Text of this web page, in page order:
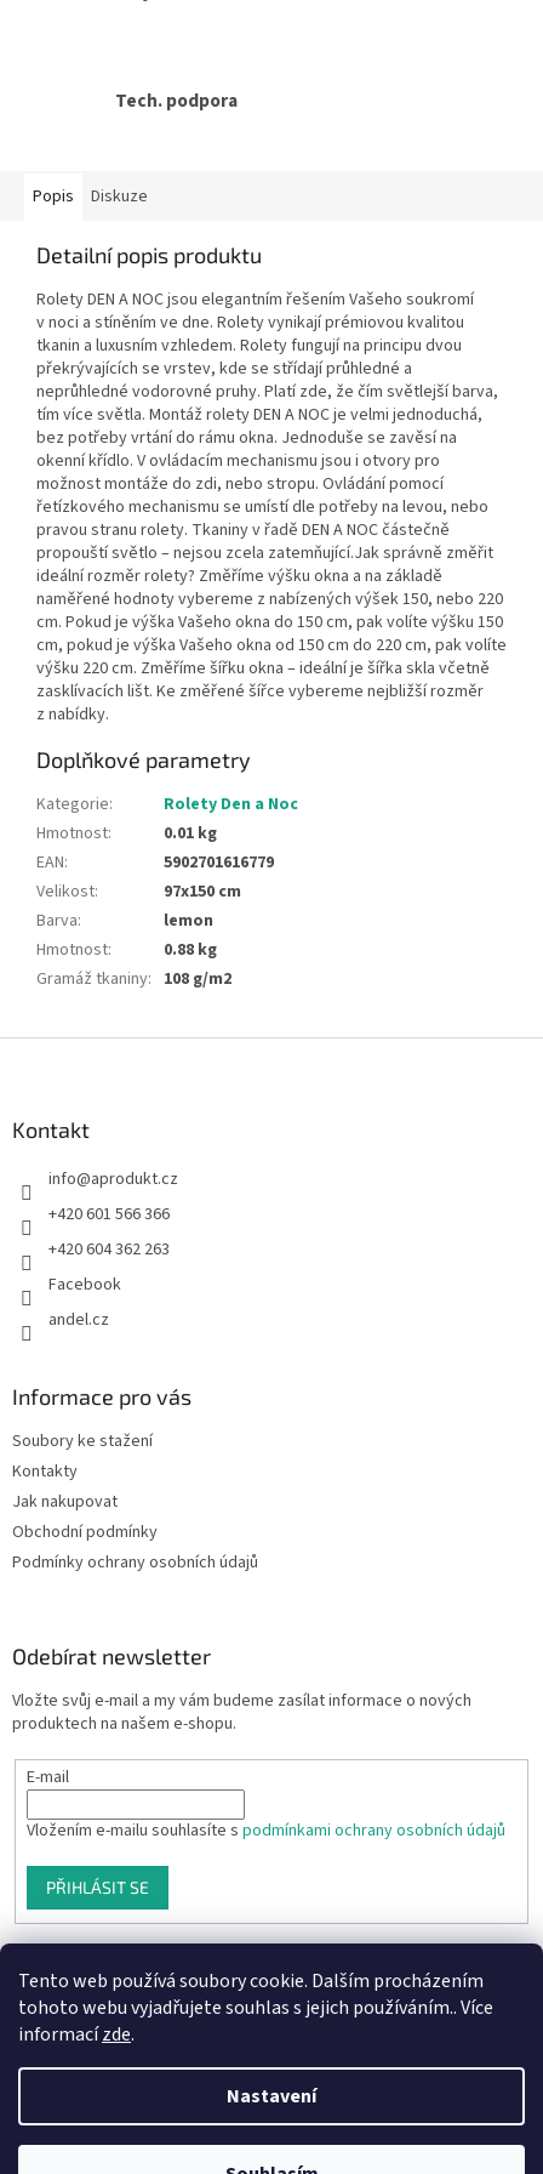
Tento web používá soubory cookie. Dalším procházením
tohoto webu vyjadřujete souhlas s jejich používáním.. Více
informacízde.
Nastavení
Tech. podpora
Popis Diskuze
Detailní popis produktu
Rolety DEN A NOC jsou elegantním řešením Vašeho soukromí
v noci a stíněním ve dne. Rolety vynikají prémiovou kvalitou
tkanin a luxusním vzhledem. Rolety fungují na principu dvou
překrývajících se vrstev, kde se střídají průhledné a
neprůhledné vodorovné pruhy. Platí zde, že čím světlejší barva,
tím více světla. Montáž rolety DEN A NOC je velmi jednoduchá,
bez potřeby vrtání do rámu okna. Jednoduše se zavěsí na
okenní křídlo. V ovládacím mechanismu jsou i otvory pro
možnost montáže do zdi, nebo stropu. Ovládání pomocí
řetízkového mechanismu se umístí dle potřeby na levou, nebo
pravou stranu rolety. Tkaniny v řadě DEN A NOC částečně
propouští světlo – nejsou zcela zatemňující.Jak správně změřit
ideální rozměr rolety? Změříme výšku okna a na základě
naměřené hodnoty vybereme z nabízených výšek 150, nebo 220
cm. Pokud je výška Vašeho okna do 150 cm, pak volíte výšku 150
cm, pokud je výška Vašeho okna od 150 cm do 220 cm, pak volíte
výšku 220 cm. Změříme šířku okna – ideální je šířka skla včetně
zasklívacích lišt. Ke změřené šířce vybereme nejbližší rozměr
z nabídky.
Doplňkové parametry
Kategorie:
Rolety Den a Noc
Hmotnost:
0.01 kg
EAN:
5902701616779
Velikost:
97x150 cm
Barva:
lemon
Hmotnost:
0.88 kg
Gramáž tkaniny: 108 g/m2
Kontakt
info@aprodukt.cz
+420 601 566 366
+420 604 362 263
Facebook
andel.cz
Informace pro vás
Soubory ke stažení
Kontakty
Jak nakupovat
Obchodní podmínky
Podmínky ochrany osobních údajů
Odebírat newsletter
Vložte svůj e-mail a my vám budeme zasílat informace o nových
produktech na našem e-shopu.
E-mail
Vložením e-mailu souhlasíte s podmínkami ochrany osobních údajů
PŘIHLÁSIT SE
Vytvořil Shoptet